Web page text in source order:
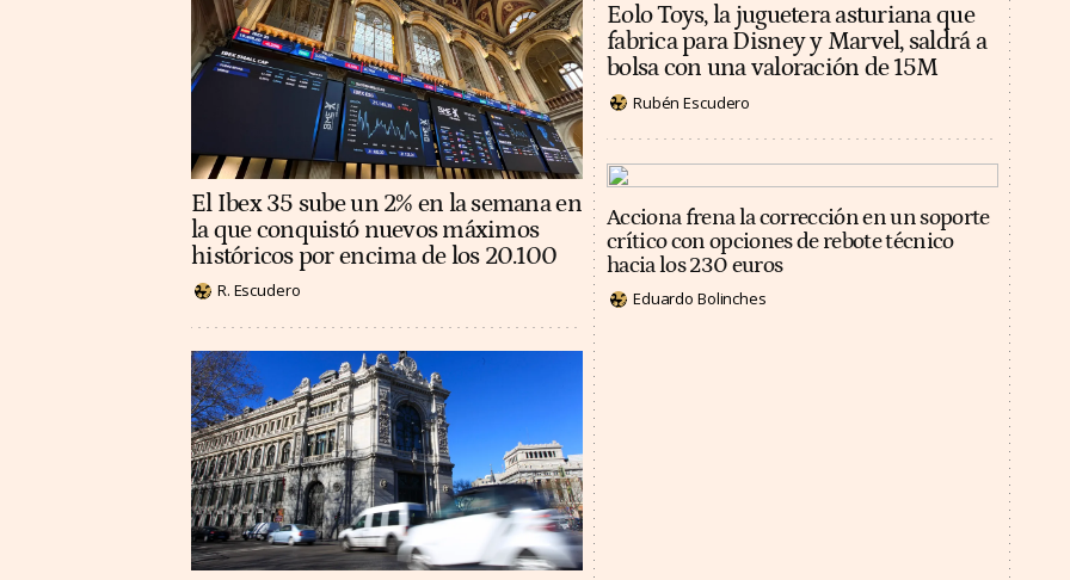
El Ibex 35 sube un 2% en la semana en
la que conquistó nuevos máximos
históricos por encima de los 20.100
R. Escudero
Eolo Toys, la juguetera asturiana que
fabrica para Disney y Marvel, saldrá a
bolsa con una valoración de 15M
Rubén Escudero
Acciona frena la corrección en un soporte
crítico con opciones de rebote técnico
hacia los 230 euros
Eduardo Bolinches